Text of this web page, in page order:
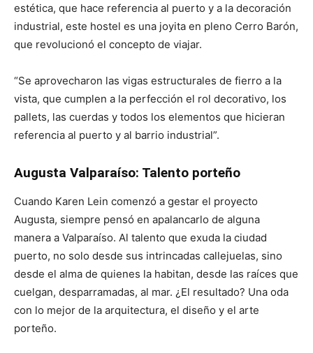
estética, que hace referencia al puerto y a la decoración
industrial, este hostel es una joyita en pleno Cerro Barón,
que revolucionó el concepto de viajar.
“Se aprovecharon las vigas estructurales de fierro a la
vista, que cumplen a la perfección el rol decorativo, los
pallets, las cuerdas y todos los elementos que hicieran
referencia al puerto y al barrio industrial”.
Augusta Valparaíso: Talento porteño
Cuando Karen Lein comenzó a gestar el proyecto
Augusta, siempre pensó en apalancarlo de alguna
manera a Valparaíso. Al talento que exuda la ciudad
puerto, no solo desde sus intrincadas callejuelas, sino
desde el alma de quienes la habitan, desde las raíces que
cuelgan, desparramadas, al mar. ¿El resultado? Una oda
con lo mejor de la arquitectura, el diseño y el arte
porteño.